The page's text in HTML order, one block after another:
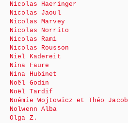
Nicolas Haeringer
Nicolas Jaoul
Nicolas Marvey
Nicolas Norrito
Nicolas Rami
Nicolas Rousson
Niel Kadereit
Nina Faure
Nina Hubinet
Noël Godin
Noël Tardif
Noémie Wojtowicz et Théo Jacob
Nolwenn Alba
Olga Z.